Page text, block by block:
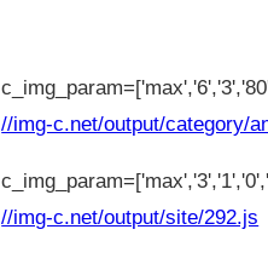
//img-c.net/output/category/
//img-c.net/output/site/292.js